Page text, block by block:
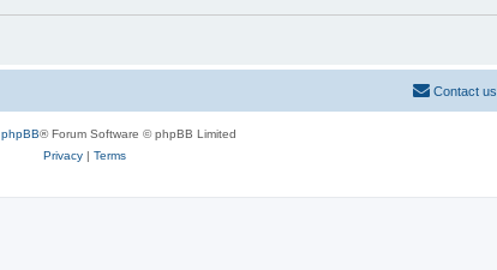
Contact us
phpBB® Forum Software © phpBB Limited
Privacy| Terms